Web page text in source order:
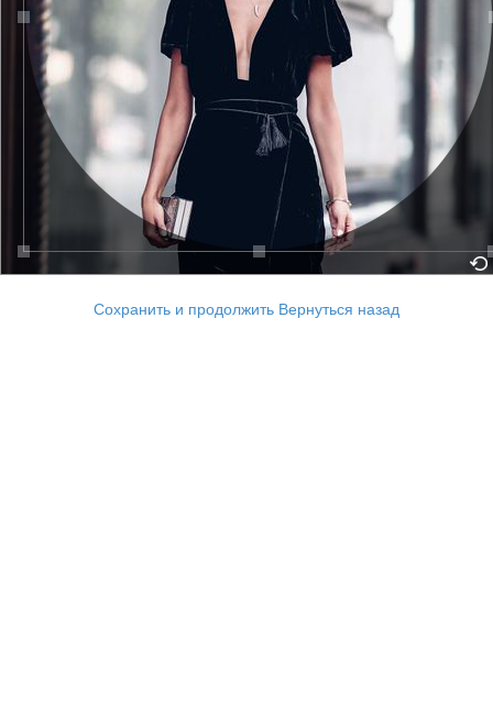
Сохранить и продолжить Вернуться назад